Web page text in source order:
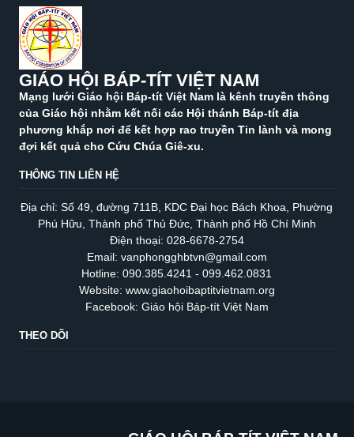
GIÁO HỘI BÁP-TÍT VIỆT NAM
Mạng lưới Giáo hội Báp-tít Việt Nam là kênh truyền thông
của Giáo hội nhằm kết nối các Hội thánh Báp-tít địa
phương khắp nơi để kết hợp rao truyền Tin lành và mong
đợi kết quả cho Cứu Chúa Giê-xu.
THÔNG TIN LIÊN HỆ
Địa chỉ: Số 49, đường 711B, KDC Đại học Bách Khoa, Phường
Phú Hữu, Thành phố Thủ Đức, Thành phố Hồ Chí Minh
Điện thoại: 028-6678-2754
Email: vanphongghbtvn@gmail.com
Hotline: 090.385.4241 - 099.462.0831
Website: www.giaohoibaptitvietnam.org
Facebook: Giáo hội Báp-tít Việt Nam
THEO DÕI